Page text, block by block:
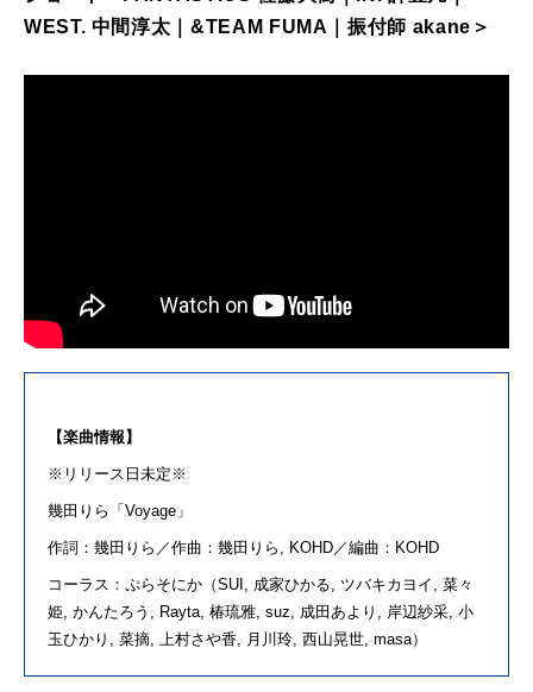
WEST. 中間淳太｜&TEAM FUMA ｜振付師 akane ＞
【楽曲情報】
※リリース日未定※
幾田りら 「Voyage 」
作詞： 幾田りら ／作曲： 幾田りら , KOHD ／編曲： KOHD
コーラス：ぷらそにか（SUI, 成家ひかる ツバキカヨイ
菜々
姫 かんたろう , Rayta, 椿琉雅 , suz, 成田あより 岸辺紗采 小
玉ひかり
菜摘 上村さや香 月川玲 西山晃世 , masa）